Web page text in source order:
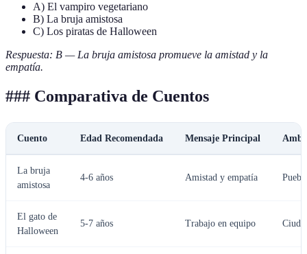
A) El vampiro vegetariano
B) La bruja amistosa
C) Los piratas de Halloween
Respuesta: B — La bruja amistosa promueve la amistad y la
empatía.
### Comparativa de Cuentos
Cuento Edad Recomendada Mensaje Principal
La bruja
amistosa
4-6 años Amistad y empatía
El gato de
Halloween
5-7 años Trabajo en equipo